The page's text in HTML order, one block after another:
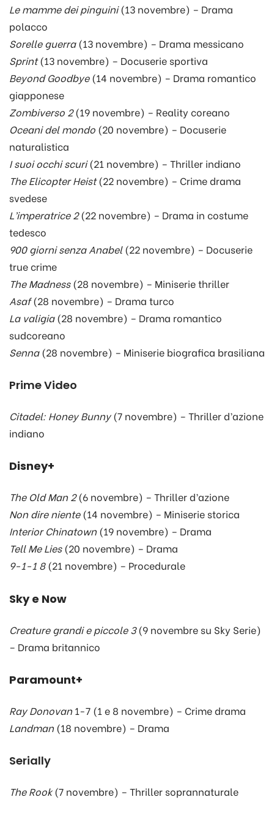
Le mamme dei pinguini(13 novembre) – Drama
polacco
Sorelle guerra(13 novembre) – Drama messicano
Sprint(13 novembre) – Docuserie sportiva
Beyond Goodbye(14 novembre) – Drama romantico
giapponese
Zombiverso 2(19 novembre) – Reality coreano
Oceani del mondo (20 novembre) – Docuserie
naturalistica
I suoi occhi scuri(21 novembre) – Thriller indiano
The Elicopter Heist(22 novembre) – Crime drama
svedese
L’imperatrice 2(22 novembre) – Drama in costume
tedesco
900 giorni senza Anabel(22 novembre) – Docuserie
true crime
The Madness(28 novembre) – Miniserie thriller
Asaf(28 novembre) – Drama turco
La valigia(28 novembre) – Drama romantico
sudcoreano
Senna(28 novembre) – Miniserie biografica brasiliana
Prime Video
Citadel: Honey Bunny(7 novembre) – Thriller d’azione
indiano
Disney+
The Old Man 2(6 novembre) – Thriller d’azione
Non dire niente(14 novembre) – Miniserie storica
Interior Chinatown (19 novembre) – Drama
Tell Me Lies(20 novembre) – Drama
9-1-1 8(21 novembre) – Procedurale
Sky e Now
Creature grandi e piccole 3(9 novembre su Sky Serie)
– Drama britannico
Paramount+
Ray Donovan 1-7 (1 e 8 novembre) – Crime drama
Landman (18 novembre) – Drama
Serially
The Rook(7 novembre) – Thriller soprannaturale